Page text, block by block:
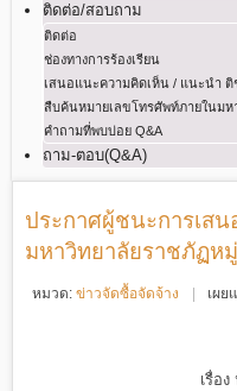
ติดต่อ/สอบถาม
ติดต่อ
ช่องทางการร้องเรียน
เสนอแนะความคิดเห็น / แนะนำ ติ
สืบค้นหมายเลขโทรศัพท์ภายในมห
คำถามที่พบบ่อย Q&A
ถาม-ตอบ(Q&A)
ประกาศผู้ชนะการเส
มหาวิทยาลัยราชภัฏห
หมวด: ข่าวจัดซื้อจัดจ้าง เผย
เรื่อง